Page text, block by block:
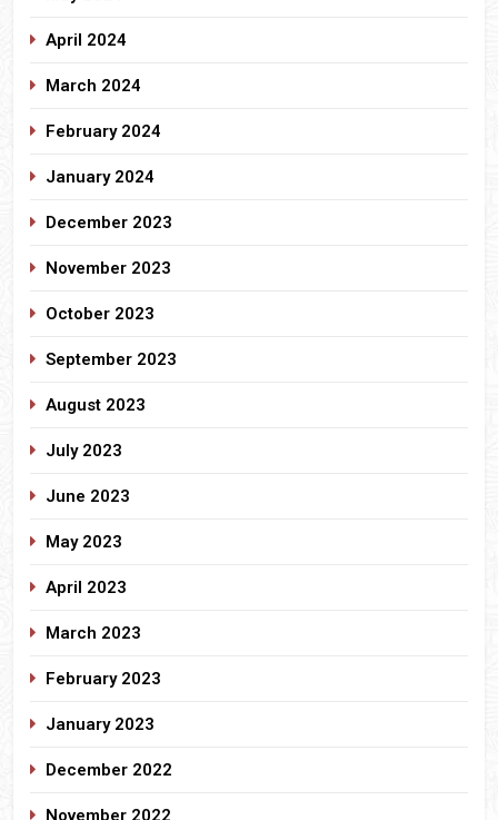
April 2024
March 2024
February 2024
January 2024
December 2023
November 2023
October 2023
September 2023
August 2023
July 2023
June 2023
May 2023
April 2023
March 2023
February 2023
January 2023
December 2022
November 2022